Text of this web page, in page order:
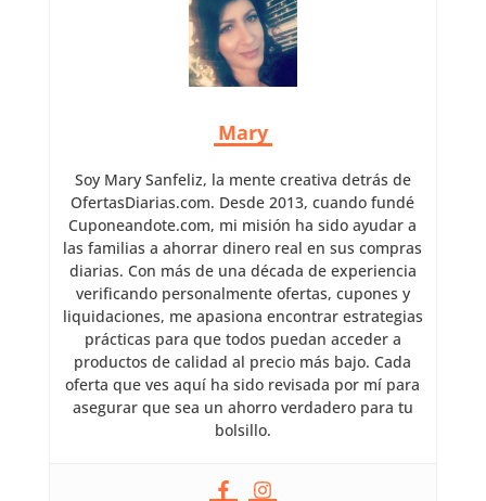
Mary
Soy Mary Sanfeliz, la mente creativa detrás de
OfertasDiarias.com. Desde 2013, cuando fundé
Cuponeandote.com, mi misión ha sido ayudar a
las familias a ahorrar dinero real en sus compras
diarias. Con más de una década de experiencia
verificando personalmente ofertas, cupones y
liquidaciones, me apasiona encontrar estrategias
prácticas para que todos puedan acceder a
productos de calidad al precio más bajo. Cada
oferta que ves aquí ha sido revisada por mí para
asegurar que sea un ahorro verdadero para tu
bolsillo.